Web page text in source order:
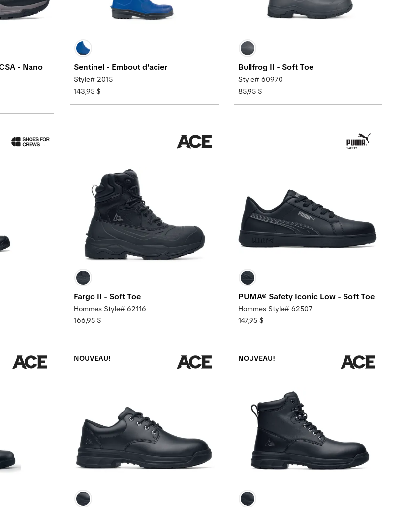
- Nano
Sentinel - Embout d'acier
Style# 2015
143,95 $
Bullfrog II - Soft Toe
Style# 60970
85,95 $
Fargo II - Soft Toe
Hommes Style# 62116
166,95 $
PUMA® Safety Iconic Low - Soft Toe
Hommes Style# 62507
147,95 $
NOUVEAU! NOUVEAU!